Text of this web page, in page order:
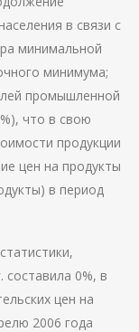
в связи с
минимальной
минимума;
промышленной
что в свою
продукции
цен на продукты
в период
составила 0%, в
цен на
2006 года